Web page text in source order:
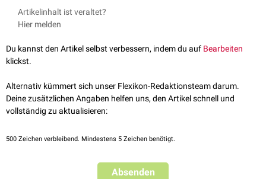
durchgeführt werden.
ERCP-Befunde im Endoskopie-Atlas
Artikelinhalt ist veraltet?
Hier melden
Du kannst den Artikel selbst verbessern, indem du auf Bearbeiten
klickst.
Alternativ kümmert sich unser Flexikon-Redaktionsteam darum.
Deine zusätzlichen Angaben helfen uns, den Artikel schnell und
vollständig zu aktualisieren:
500 Zeichen verbleibend. Mindestens 5 Zeichen benötigt.
Absenden